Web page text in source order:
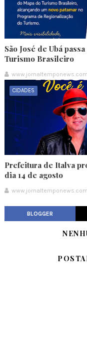
São José de Ubá
Turismo Brasileiro
www.jornaltemponews.com
CIDADES
Prefeitura de Italva
dia 14 de agosto
www.jornaltemponews.com
BLOGGER